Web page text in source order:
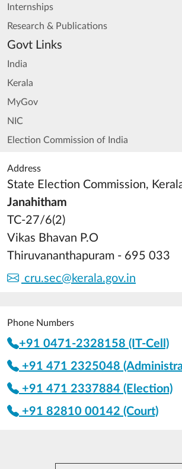
Internships
Research & Publications
Govt Links
India
Kerala
MyGov
NIC
Election Commission of India
Address
State Election Commission,
Janahitham
TC-27/6(2)
Vikas Bhavan P.O
Thiruvananthapuram - 695 033
cru.sec@kerala.gov.in
Phone Numbers
+91 0471-2328158 (IT-Cell)
+91 471 2325048
+91 471 2337884 (Election)
+91 82810 00142 (Court)